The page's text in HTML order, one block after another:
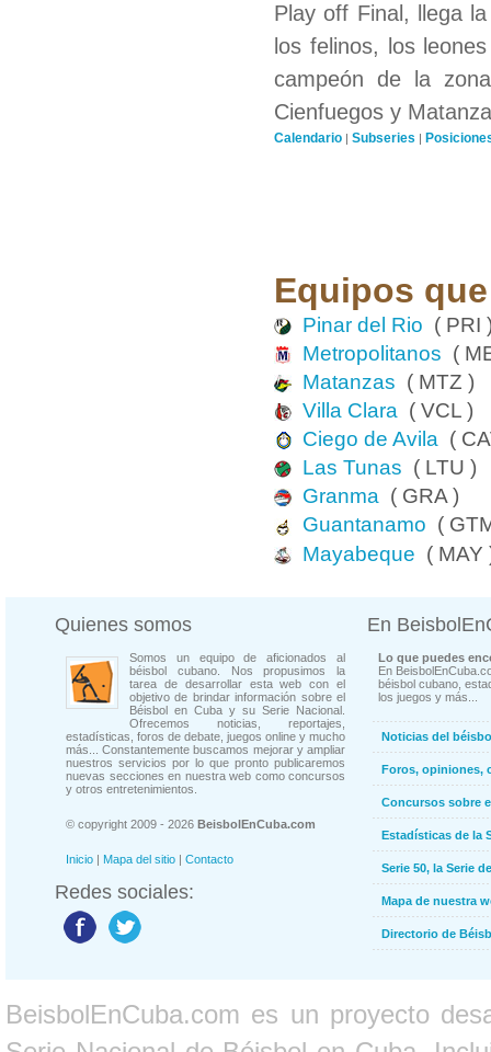
Play off Final, llega
los felinos, los
campeón de la
Cienfuegos y
Calendario | Subseries |
Equipos
Pinar del Rio ( PRI
Metropolitanos (
Matanzas ( MTZ )
Villa Clara ( VCL )
Ciego de Avila (
Las Tunas ( LTU )
Granma ( GRA )
Guantanamo (
Mayabeque ( MAY
Quienes somos
Somos un equipo de aficionados al
béisbol cubano. Nos propusimos la
tarea de desarrollar esta web con el
objetivo de brindar información sobre el
Béisbol en Cuba y su Serie Nacional.
Ofrecemos noticias, reportajes,
estadísticas, foros de debate, juegos online y mucho
más... Constantemente buscamos mejorar y ampliar
nuestros servicios por lo que pronto publicaremos
nuevas secciones en nuestra web como concursos
y otros entretenimientos.
© copyright 2009 - 2026 BeisbolEnCuba.com
Inicio | Mapa del sitio | Contacto
Redes sociales:
En
Lo que puedes
En
béisbol cubano,
los juegos y más...
Noticias del
Foros, opiniones,
Concursos sobre
Estadísticas de la
Serie 50, la Serie
Mapa de nuestra
Directorio de
BeisbolEnCuba.com es un proyecto